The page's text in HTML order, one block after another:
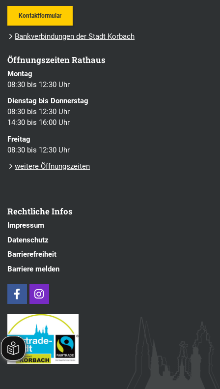
Kontaktformular
Bankverbindungen der Stadt Korbach
Öffnungszeiten Rathaus
Montag
08:30 bis 12:30 Uhr
Dienstag bis Donnerstag
08:30 bis 12:30 Uhr
14:30 bis 16:00 Uhr
Freitag
08:30 bis 12:30 Uhr
weitere Öffnungszeiten
Rechtliche Infos
Impressum
Datenschutz
Barrierefreiheit
Barriere melden